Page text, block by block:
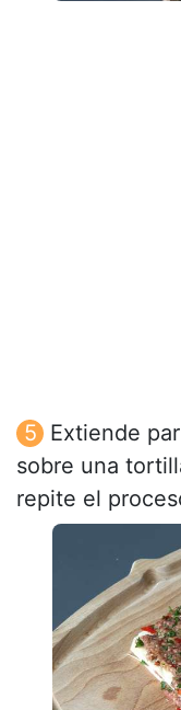
Extiende
sobre una
repite el